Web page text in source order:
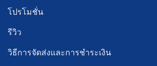
โปรโมชั่น
รีวิว
วิธีการจัดส่งและการชำระเงิน